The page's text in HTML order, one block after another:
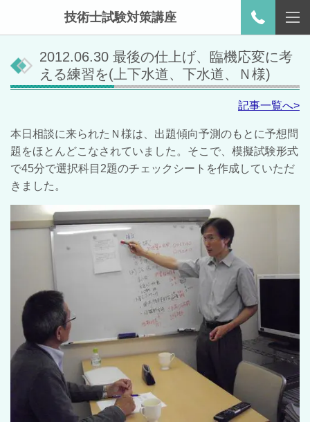
技術士試験対策講座
2012.06.30 最後の仕上げ、臨機応変に考
える練習を(上下水道、下水道、Ｎ様)
記事一覧へ>
本日相談に来られたＮ様は、出題傾向予測のもとに予想問
題をほとんどこなされていました。そこで、模擬試験形式
で45分で選択科目2題のチェックシートを作成していただ
きました。